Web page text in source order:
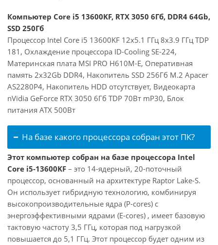
Компьютер Core i5 13600KF, RTX 3050 6Гб, DDR4 64Gb,
SSD 250Гб
Процессор Intel Core i5 13600KF 12x5.1 ГГц 8x3.9 ГГц TDP
181, Охлаждение процессора ID-Cooling SE-224,
Материнская плата MSI PRO H610M-E, Оперативная
память 2x32Gb DDR4, Накопитель SSD 256Гб M.2 Apacer
AS2280P4, Накопитель HDD отсутствует, Видеокарта
nVidia GeForce RTX 3050 6Гб TDP 70Вт mP30, Блок
питания ATX 500Вт
На базе какого процессора собран этот ПК?
Этот компьютер собран на базе процессора Intel
Core i5-13600KF – это 14-ядерный, 20-поточный
процессор, основанный на архитектуре Raptor Lake-S.
Он использует гибридную технологию, комбинируя
высокопроизводительные ядра (P-cores) с
энергоэффективными ядрами (E-cores) , имеет базовую
тактовую частоту 3,5 ГГц, которая под нагрузкой
повышается до 5,1 ГГц. Этот процессор будет одним из